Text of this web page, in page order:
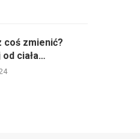
coś zmienić?
ciała…